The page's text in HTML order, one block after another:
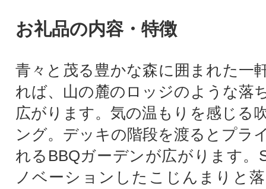
お礼品の内容・特徴
青々と茂る豊かな森に囲まれた一
れば、山の麓のロッジのような落
広がります。気の温もりを感じる
ング。デッキの階段を渡るとプラ
れるBBQガーデンが広がります。
ノベーションしたこじんまりと